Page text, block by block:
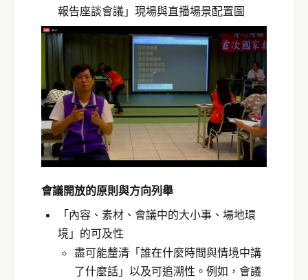
報告座談會議」現場與直播場景配置圖
會議開放的原則與方向列舉
「內容、素材、會議中的大小事、場地環
境」的可及性
盡可能釐清「誰在什麼時間與情境中講
了什麼話」以及可追溯性。例如，會議